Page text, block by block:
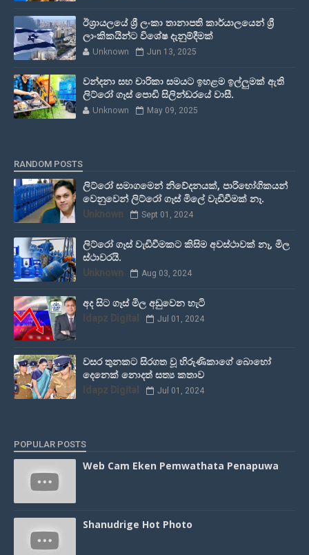
ඊශ්‍රායලයේ ශ්‍රී ලංකා තානාපති කාර්යාලයෙන් ශ්‍රී
ලාංකිකයින්ට විශේෂ දැනුම්දීමක්
Unknown Jun 13, 2025
වන්දනා සහ චාරිකා සමයට ඉහළම ඉල්ලුමක් ඇති
ලිට්රෝ ගෑස් පොඩි සිලින්ඩරයේ වාසී.
Unknown May 09, 2025
RANDOM POSTS
ලිට්රෝ සමාගමෙන් නිවේදනයක්, පාරිභෝගිකයන්
වෙනුවෙන් ලිට්රෝ ගෑස් මිලේ වැඩිවීමක් නෑ.
Unknown Sept 01, 2024
ලිට්රෝ ගෑස් වැඩිවීමකට කිසිම අවස්ථාවක් නෑ, මිල
ස්ථාවරයි.
Unknown Aug 03, 2024
අද සිට ගෑස් මිල අඩුවෙන හැටි
Idapz Digital Jul 01, 2024
වසර තුනකට සිරගත වූ හිරුණිකාගේ බොහෝ
දෙනෙක් නොදත් සත්‍ය කතාව
Idapz Digital Jul 01, 2024
POPULAR POSTS
Web Cam Eken Pemwathata Penapuwa
Shanudrige Hot Photo